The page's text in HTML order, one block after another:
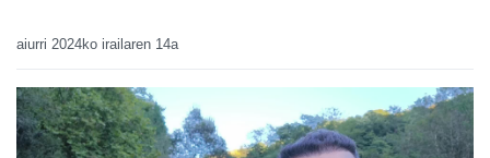
aiurri 2024ko irailaren 14a